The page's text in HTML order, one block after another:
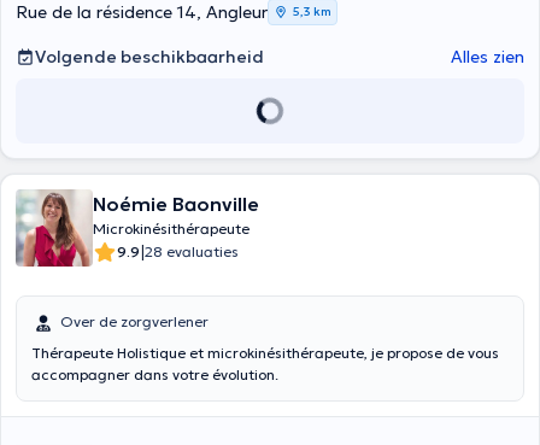
Rue de la résidence 14, Angleur 5,3 km
Volgende beschikbaarheid Alles zien
Noémie Baonville
Microkinésithérapeute
9.9|28 evaluaties
Over de zorgverlener
Thérapeute Holistique et microkinésithérapeute, je propose de vous
accompagner dans votre évolution.